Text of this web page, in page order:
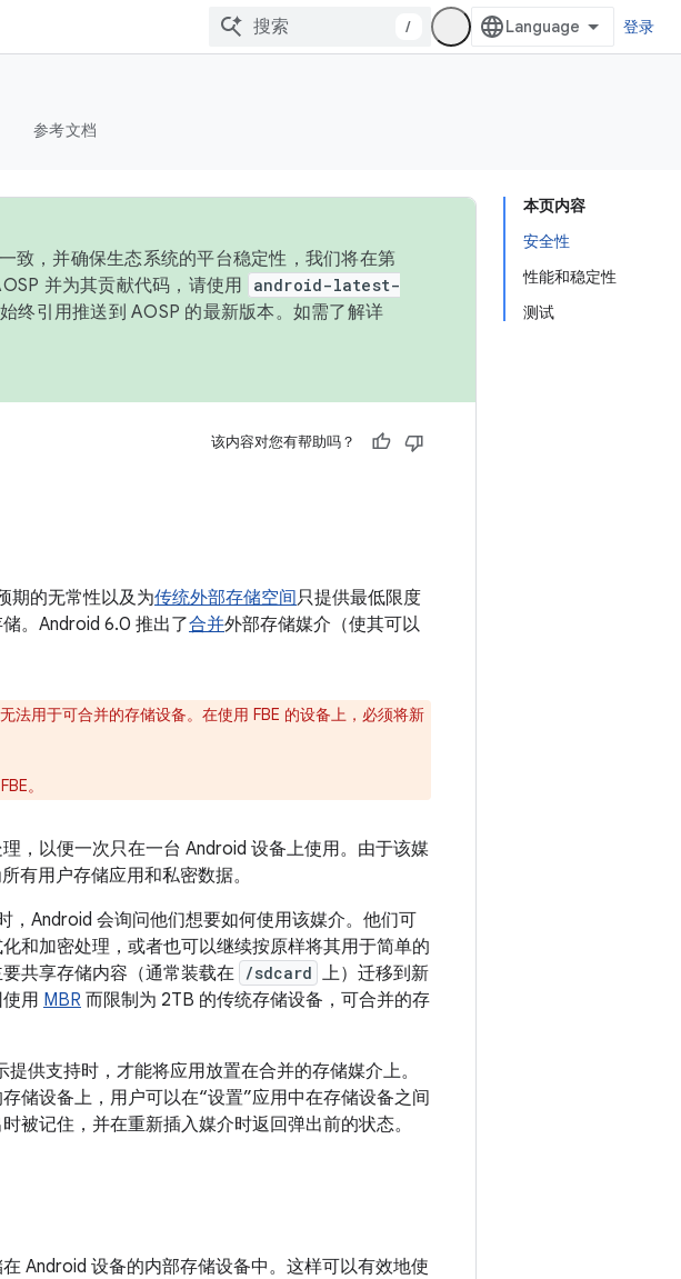
/ 登录
参考文档
本页内容
安全性
性能和稳定性
测试
致，并确保生态系统的平台稳定性，我们将在第
并为其贡献代码，请使用
android-latest-
终引用推送到 AOSP 的最新版本。如需了解详
该内容对您有帮助吗？
期的无常性以及为传统外部存储空间只提供最低限度
。Android 6.0 推出了合并外部存储媒介（使其可以
法用于可合并的存储设备。在使用 FBE 的设备上，必须将新
。
，以便一次只在一台 Android 设备上使用。由于该媒
有用户存储应用和私密数据。
，Android 会询问他们想要如何使用该媒介。他们可
和加密处理，或者也可以继续按原样将其用于简单的
共享存储内容（通常装载在 /sdcard 上）迁移到新
用 MBR 而限制为 2TB 的传统存储设备，可合并的存
提供支持时，才能将应用放置在合并的存储媒介上。
储设备上，用户可以在“设置”应用中在存储设备之间
被记住，并在重新插入媒介时返回弹出前的状态。
Android 设备的内部存储设备中。这样可以有效地使